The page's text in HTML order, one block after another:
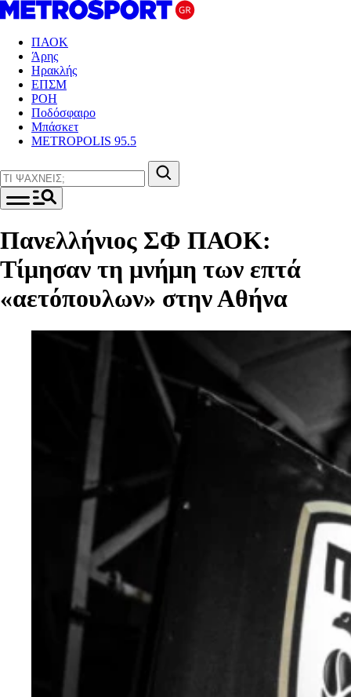
ΠΑΟΚ
Άρης
Ηρακλής
ΕΠΣΜ
ΡΟΗ
Ποδόσφαιρο
Μπάσκετ
METROPOLIS 95.5
Πανελλήνιος ΣΦ ΠΑΟΚ:
Τίμησαν τη μνήμη των επτά
«αετόπουλων» στην Αθήνα